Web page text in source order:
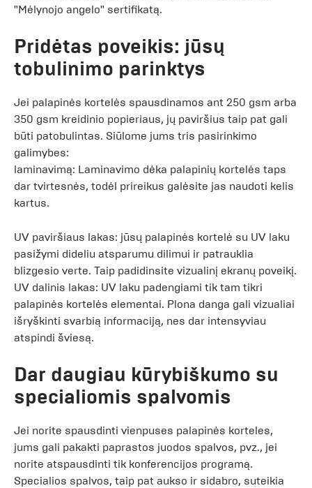
"Mėlynojo angelo" sertifikatą.
Pridėtas poveikis: jūsų
tobulinimo parinktys
Jei palapinės kortelės spausdinamos ant 250 gsm arba
350 gsm kreidinio popieriaus, jų paviršius taip pat gali
būti patobulintas. Siūlome jums tris pasirinkimo
galimybes:
laminavimą: Laminavimo dėka palapinių kortelės taps
dar tvirtesnės, todėl prireikus galėsite jas naudoti kelis
kartus.
UV paviršiaus lakas: jūsų palapinės kortelė su UV laku
pasižymi dideliu atsparumu dilimui ir patrauklia
blizgesio verte. Taip padidinsite vizualinį ekranų poveikį.
UV dalinis lakas: UV laku padengiami tik tam tikri
palapinės kortelės elementai. Plona danga gali vizualiai
išryškinti svarbią informaciją, nes dar intensyviau
atspindi šviesą.
Dar daugiau kūrybiškumo su
specialiomis spalvomis
Jei norite spausdinti vienpuses palapinės korteles,
jums gali pakakti paprastos juodos spalvos, pvz., jei
norite atspausdinti tik konferencijos programą.
Specialios spalvos, taip pat aukso ir sidabro, suteikia